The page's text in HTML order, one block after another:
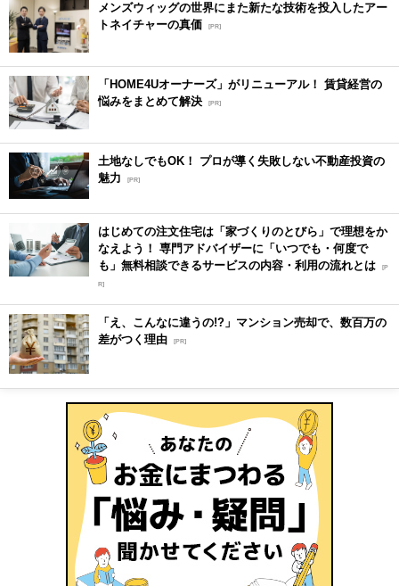
メンズウィッグの世界にまた新たな技術を投入したアー
トネイチャーの真価 [PR]
「HOME4Uオーナーズ」がリニューアル！ 賃貸経営の
悩みをまとめて解決 [PR]
土地なしでもOK！ プロが導く失敗しない不動産投資の
魅力
[PR]
はじめての注文住宅は「家づくりのとびら」で理想をか
なえよう！ 専門アドバイザーに「いつでも・何度で
も」無料相談できるサービスの内容・利用の流れとは [P
R]
「え、こんなに違うの!?」マンション売却で、数百万の
差がつく理由 [PR]